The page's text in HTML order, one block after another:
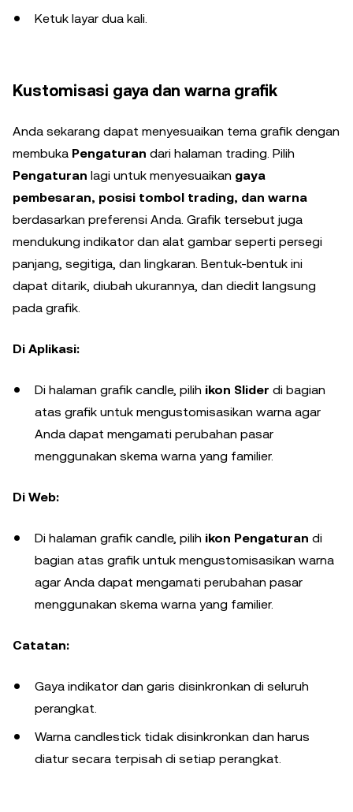
Ketuk layar dua kali.
Kustomisasi gaya dan warna grafik
Anda sekarang dapat menyesuaikan tema grafik dengan
membuka Pengaturan dari halaman trading. Pilih
Pengaturan lagi untuk menyesuaikan gaya
pembesaran, posisi tombol trading, dan warna
berdasarkan preferensi Anda. Grafik tersebut juga
mendukung indikator dan alat gambar seperti persegi
panjang, segitiga, dan lingkaran. Bentuk-bentuk ini
dapat ditarik, diubah ukurannya, dan diedit langsung
pada grafik.
Di Aplikasi:
Di halaman grafik candle, pilih ikon Slider di bagian
atas grafik untuk mengustomisasikan warna agar
Anda dapat mengamati perubahan pasar
menggunakan skema warna yang familier.
Di Web:
Di halaman grafik candle, pilih ikon Pengaturan di
bagian atas grafik untuk mengustomisasikan warna
agar Anda dapat mengamati perubahan pasar
menggunakan skema warna yang familier.
Catatan:
Gaya indikator dan garis disinkronkan di seluruh
perangkat.
Warna candlestick tidak disinkronkan dan harus
diatur secara terpisah di setiap perangkat.